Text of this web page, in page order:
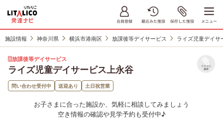
施設情報 神奈川県 横浜市港南区 放課後等デイサービス ライズ児童デイサ
放課後等デイサービス
ライズ児童デイサービス上永谷 リストに
保存
問い合わせ受付中 送迎あり 土日祝営業
お子さまに合った施設か、気軽に相談してみましょう
空き情報の確認や見学予約も受付中♪